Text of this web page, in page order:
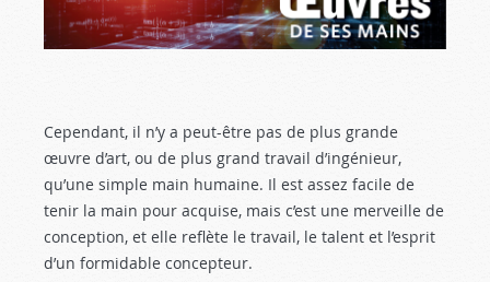
Cependant, il n’y a peut-être pas de plus grande
œuvre d’art, ou de plus grand travail d’ingénieur,
qu’une simple main humaine. Il est assez facile de
tenir la main pour acquise, mais c’est une merveille de
conception, et elle reflète le travail, le talent et l’esprit
d’un formidable concepteur.